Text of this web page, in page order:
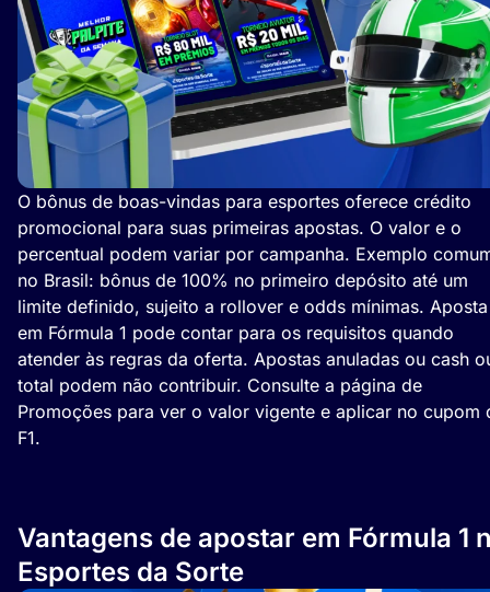
O bônus de boas-vindas para esportes oferece crédito
promocional para suas primeiras apostas. O valor e o
percentual podem variar por campanha. Exemplo
no Brasil: bônus de 100% no primeiro depósito até um
limite definido, sujeito a rollover e odds mínimas. Aposta
em Fórmula 1 pode contar para os requisitos quando
atender às regras da oferta. Apostas anuladas ou cash
total podem não contribuir. Consulte a página de
Promoções para ver o valor vigente e aplicar no cupom
F1.
Vantagens de apostar em Fórmula 1
Esportes da Sorte